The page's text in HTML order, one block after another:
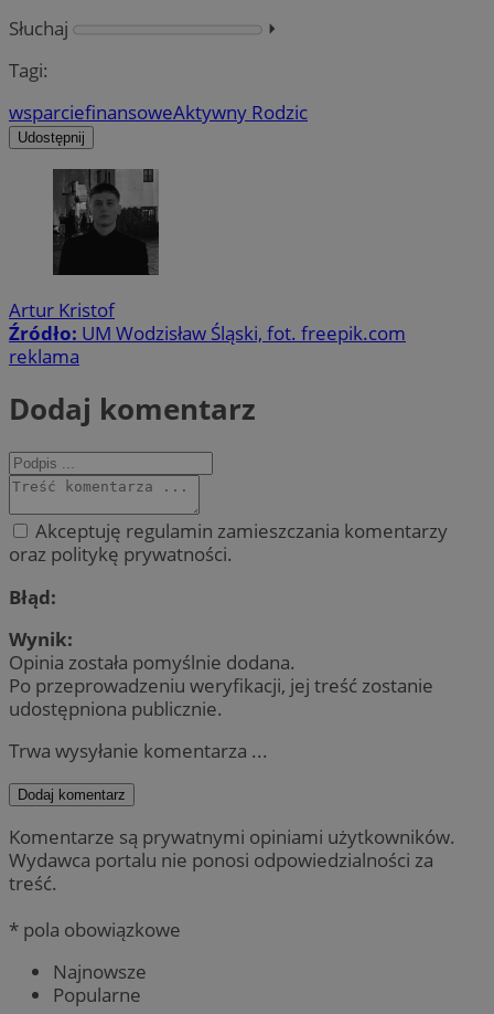
Słuchaj
⏵︎
Tagi:
wsparciefinansoweAktywny Rodzic
Udostępnij
Artur Kristof
Źródło: UM Wodzisław Śląski, fot. freepik.com
reklama
Dodaj komentarz
Akceptuję regulamin zamieszczania komentarzy
oraz politykę prywatności.
Błąd:
Wynik:
Opinia została pomyślnie dodana.
Po przeprowadzeniu weryfikacji, jej treść zostanie
udostępniona publicznie.
Trwa wysyłanie komentarza ...
Dodaj komentarz
Komentarze są prywatnymi opiniami użytkowników.
Wydawca portalu nie ponosi odpowiedzialności za
treść.
* pola obowiązkowe
Najnowsze
Popularne